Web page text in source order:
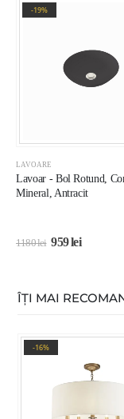
-19%
LAVOARE
Lavoar - Bol Rotund,
Mineral, Antracit
1180lei 959lei
ÎȚI MAI
-16%